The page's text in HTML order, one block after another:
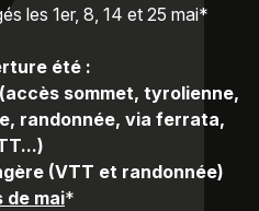
les 1er, 8, 14 et 25 mai*
été :
sommet, tyrolienne,
randonnée, via ferrata,
(VTT et randonnée)
de mai*